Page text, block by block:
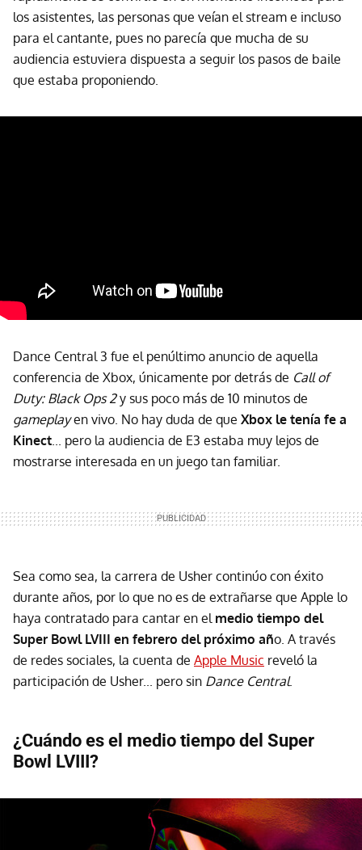
los asistentes, las personas que veían el stream e incluso
para el cantante, pues no parecía que mucha de su
audiencia estuviera dispuesta a seguir los pasos de baile
que estaba proponiendo.
Dance Central 3 fue el penúltimo anuncio de aquella
conferencia de Xbox, únicamente por detrás de Call of
Duty: Black Ops 2y sus poco más de 10 minutos de
gameplayen vivo. No hay duda de que Xbox le tenía fe a
Kinect... pero la audiencia de E3 estaba muy lejos de
mostrarse interesada en un juego tan familiar.
Sea como sea, la carrera de Usher continúo con éxito
durante años, por lo que no es de extrañarse que Apple lo
haya contratado para cantar en el medio tiempo del
Super Bowl LVIII en febrero del próximo año. A través
de redes sociales, la cuenta de Apple Music reveló la
participación de Usher... pero sin Dance Central.
¿Cuándo es el medio tiempo del Super
Bowl LVIII?